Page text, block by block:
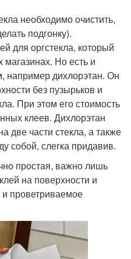
необходимо очистить,
подгонку).
для оргстекла, который
Но есть и
например дихлорэтан. Он
без пузырьков и
При этом его стоимость
клеев. Дихлорэтан
две части стекла, а также
собой, слегка придавив.
простая, важно лишь
на поверхности и
и проветриваемое